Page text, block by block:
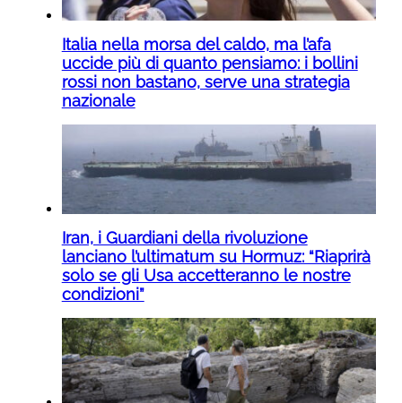
Italia nella morsa del caldo, ma l’afa
uccide più di quanto pensiamo: i bollini
rossi non bastano, serve una strategia
nazionale
Iran, i Guardiani della rivoluzione
lanciano l’ultimatum su Hormuz: “Riaprirà
solo se gli Usa accetteranno le nostre
condizioni”